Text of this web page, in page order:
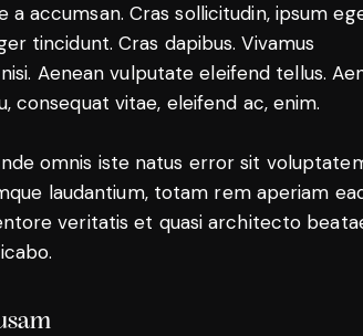
a accumsan. Cras sollicitudin, ipsum
tincidunt. Cras dapibus. Vivamus
Aenean vulputate eleifend tellus.
consequat vitae, eleifend ac, enim.
omnis iste natus error sit
laudantium, totam rem aperiam
veritatis et quasi architecto